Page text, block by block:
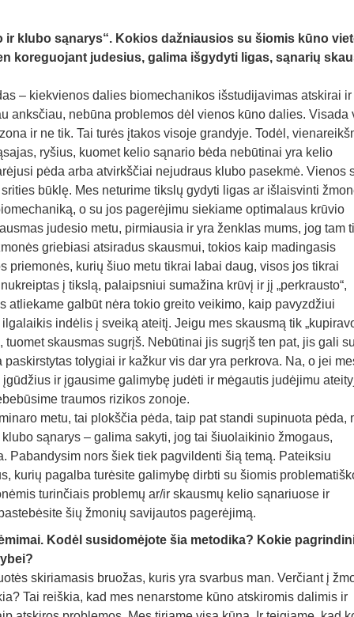
ir klubo sąnarys“. Kokios dažniausios su šiomis kūno
koreguojant judesius, galima išgydyti ligas, sąnarių
– kiekvienos dalies biomechanikos išstudijavimas atskirai
anksčiau, nebūna problemos dėl vienos kūno dalies. Visada
ir ne tik. Tai turės įtakos visoje grandyje. Todėl,
ryšius, kuomet kelio sąnario bėda nebūtinai yra kelio
pėda arba atvirkščiai nejudraus klubo pasekmė. Vienos
būklę. Mes neturime tikslų gydyti ligas ar išlaisvinti
o su jos pagerėjimu siekiame optimalaus krūvio
judesio metu, pirmiausia ir yra ženklas mums, jog tam
griebiasi atsiradus skausmui, tokios kaip madingasis
priemonės, kurių šiuo metu tikrai labai daug, visos jos tikrai
į tikslą, palaipsniui sumažina krūvį ir jį „perkrausto“,
atliekame galbūt nėra tokio greito veikimo, kaip pavyzdžiui
indėlis į sveiką ateitį. Jeigu mes skausmą tik
skausmas sugrįš. Nebūtinai jis sugrįš ten pat, jis gali
tolygiai ir kažkur vis dar yra perkrova. Na, o jei
ir įgausime galimybę judėti ir mėgautis judėjimu
traumos rizikos zonoje.
metu, tai plokščia pėda, taip pat standi supinuota pėda,
sąnarys – galima sakyti, jog tai šiuolaikinio žmogaus,
Pabandysim nors šiek tiek pagvildenti šią temą. Pateiksiu
kurių pagalba turėsite galimybę dirbti su šiomis
turinčiais problemų ar/ir skausmų kelio sąnariuose ir
šių žmonių savijautos pagerėjimą.
Kodėl susidomėjote šia metodika? Kokie
skiriamasis bruožas, kuris yra svarbus man. Verčiant į
Tai reiškia, kad mes nenarstome kūno atskiromis dalimis ir